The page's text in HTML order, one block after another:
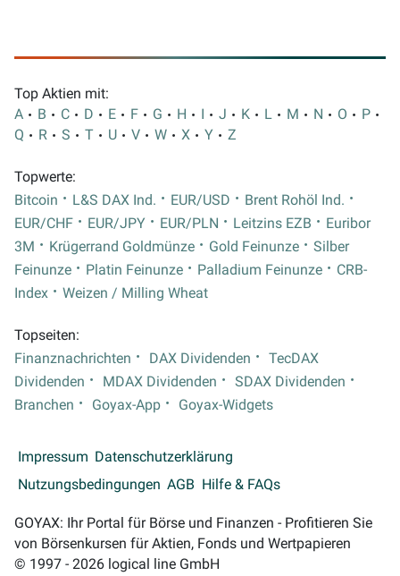
Top Aktien mit:
A
B C D E F G H I J K L M N O
P
Q
R S T U V W X Y Z
Topwerte:
Bitcoin
L&S DAX Ind. EUR/USD
Brent Rohöl Ind.
EUR/CHF
EUR/JPY EUR/PLN Leitzins EZB
Euribor
3M
Krügerrand Goldmünze Gold Feinunze
Silber
Feinunze
Platin Feinunze Palladium Feinunze
CRB-
Index
Weizen / Milling Wheat
Topseiten:
Finanznachrichten
DAX Dividenden
TecDAX
Dividenden
MDAX Dividenden
SDAX Dividenden
Branchen
Goyax-App Goyax-Widgets
Impressum Datenschutzerklärung
Nutzungsbedingungen AGB Hilfe & FAQs
GOYAX: Ihr Portal für Börse und Finanzen - Profitieren Sie
von Börsenkursen für Aktien, Fonds und Wertpapieren
© 1997 - 2026 logical line GmbH